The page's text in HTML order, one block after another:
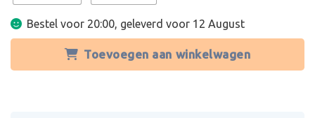
Bestel voor 20:00, geleverd voor 12 August
Toevoegen aan winkelwagen